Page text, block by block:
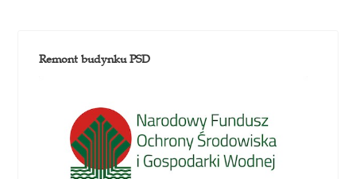
Remont budynku PSD